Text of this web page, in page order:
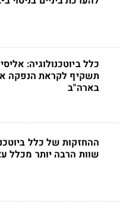
כלל ביוטכנולוגיה:
תשקיף לקראת הנפקה
בארה"ב
ההחזקות של כלל
שוות הרבה יותר מכלל